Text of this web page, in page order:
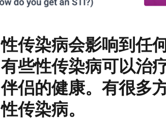
性传染病会影响到任
有些性传染病可以治
伴侣的健康。有很多
性传染病。